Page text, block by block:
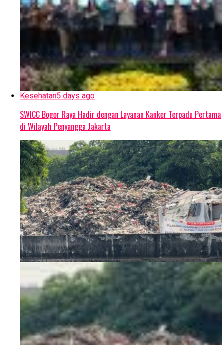
Kesehatan5 days ago
SWICC Bogor Raya Hadir dengan Layanan Kanker Terpadu Pertama
di Wilayah Penyangga Jakarta